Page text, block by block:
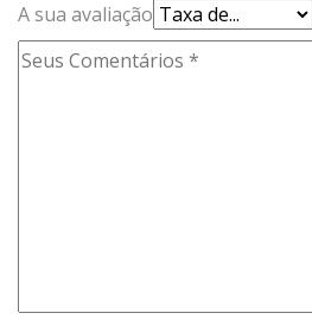
A sua avaliação